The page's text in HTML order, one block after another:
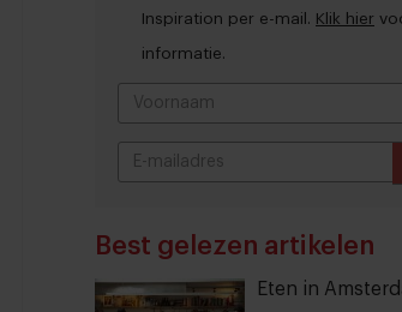
Inspiration per e-mail. Klik hier
informatie.
Best gelezen artikelen
Eten in